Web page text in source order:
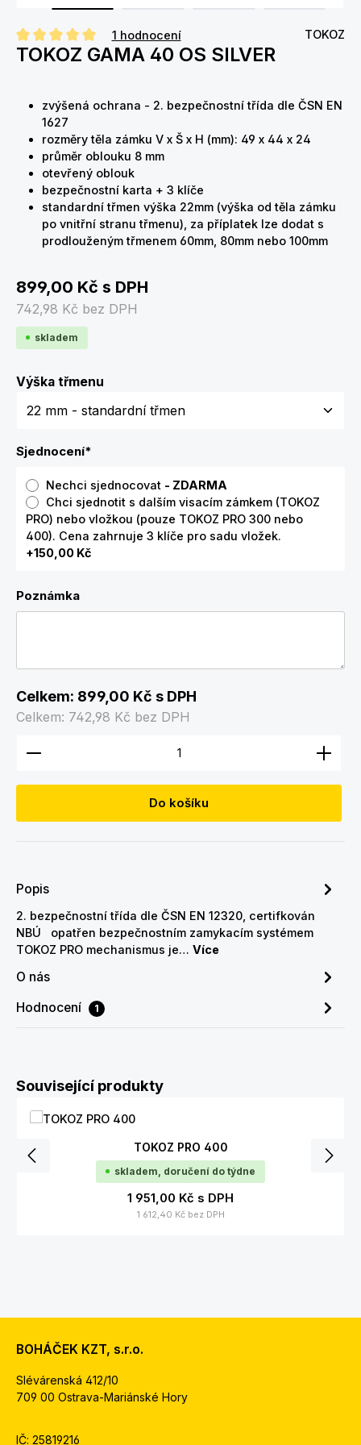
Průměrné hodnocení 5 z 5 hvězd
1 hodnocení TOKOZ
TOKOZ GAMA 40 OS SILVER
zvýšená ochrana - 2. bezpečnostní třída dle ČSN EN
1627
rozměry těla zámku V x Š x H (mm): 49 x 44 x 24
průměr oblouku 8 mm
otevřený oblouk
bezpečnostní karta + 3 klíče
standardní třmen výška 22mm (výška od těla zámku
po vnitřní stranu třmenu), za příplatek lze dodat s
prodlouženým třmenem 60mm, 80mm nebo 100mm
899,00 Kč s DPH
742,98 Kč bez DPH
skladem
Výška třmenu
Sjednocení*
Nechci sjednocovat - ZDARMA
Chci sjednotit s dalším visacím zámkem (TOKOZ
PRO) nebo vložkou (pouze TOKOZ PRO 300 nebo
400). Cena zahrnuje 3 klíče pro sadu vložek.
+150,00 Kč
Poznámka
Celkem: 899,00 Kč s DPH
Celkem: 742,98 Kč bez DPH
Množství produktu: Zadejte požadované
Do košíku
Popis
2. bezpečnostní třída dle ČSN EN 12320, certifkován
NBÚ opatřen bezpečnostním zamykacím systémem
TOKOZ PRO mechanismus je… Více
O nás
Hodnocení
1
Přeskočit galerii produktů
Související produkty
TOKOZ PRO 400
skladem, doručení do týdne
1 951,00 Kč s DPH
1 612,40 Kč bez DPH
BOHÁČEK KZT, s.r.o.
Slévárenská 412/10
709 00 Ostrava-Mariánské Hory
IČ: 25819216